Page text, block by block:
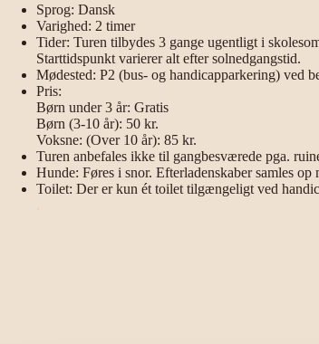
Sprog: Dansk
Varighed: 2 timer
Tider: Turen tilbydes 3 gange ugentligt i
Starttidspunkt varierer alt efter solnedgangstid.
Mødested: P2 (bus- og handicapparkering) ved
Pris:
Børn under 3 år: Gratis
Børn (3-10 år): 50 kr.
Voksne: (Over 10 år): 85 kr.
Turen anbefales ikke til gangbesværede pga.
Hunde: Føres i snor. Efterladenskaber samles op
Toilet: Der er kun ét toilet tilgængeligt ved
.